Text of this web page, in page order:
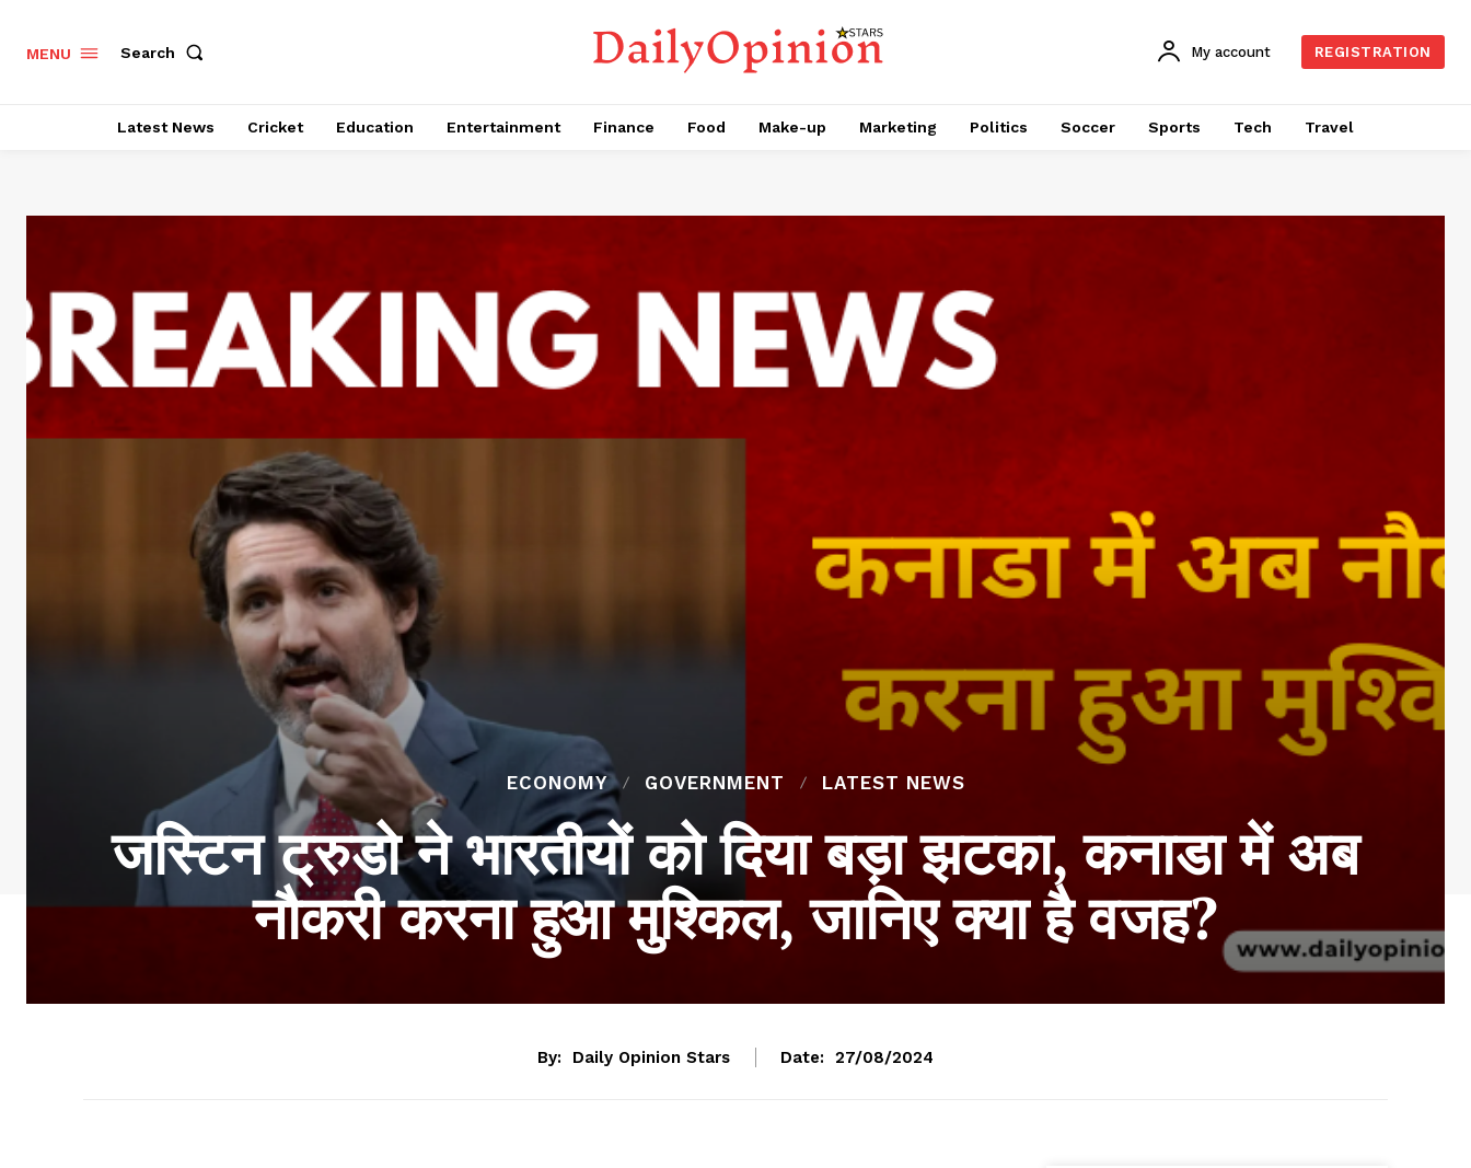
MENU Search My account REGISTRATION
Latest News Cricket Education Entertainment Finance Food Make-up Marketing Politics Soccer Sports Tech Travel
ECONOMY GOVERNMENT LATEST NEWS
जस्टिन ट्रुडो ने भारतीयों को दिया बड़ा झटका, कनाडा में अब
नौकरी करना हुआ मुश्किल, जानिए क्या है वजह?
By: Daily Opinion Stars Date: 27/08/2024